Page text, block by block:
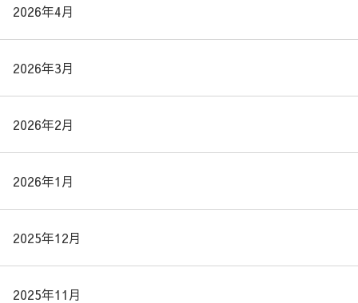
2026年4月
2026年3月
2026年2月
2026年1月
2025年12月
2025年11月